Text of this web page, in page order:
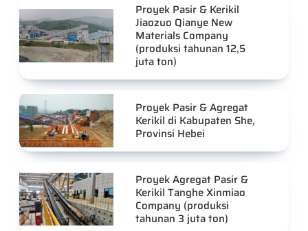
Proyek Pasir & Kerikil
Jiaozuo Qianye New
Materials Company
(produksi tahunan 12,5
juta ton)
Proyek Pasir & Agregat
Kerikil di Kabupaten She,
Provinsi Hebei
Proyek Agregat Pasir &
Kerikil Tanghe Xinmiao
Company (produksi
tahunan 3 juta ton)